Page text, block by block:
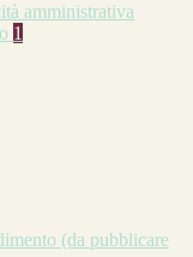
amministrativa
1
(da pubblicare